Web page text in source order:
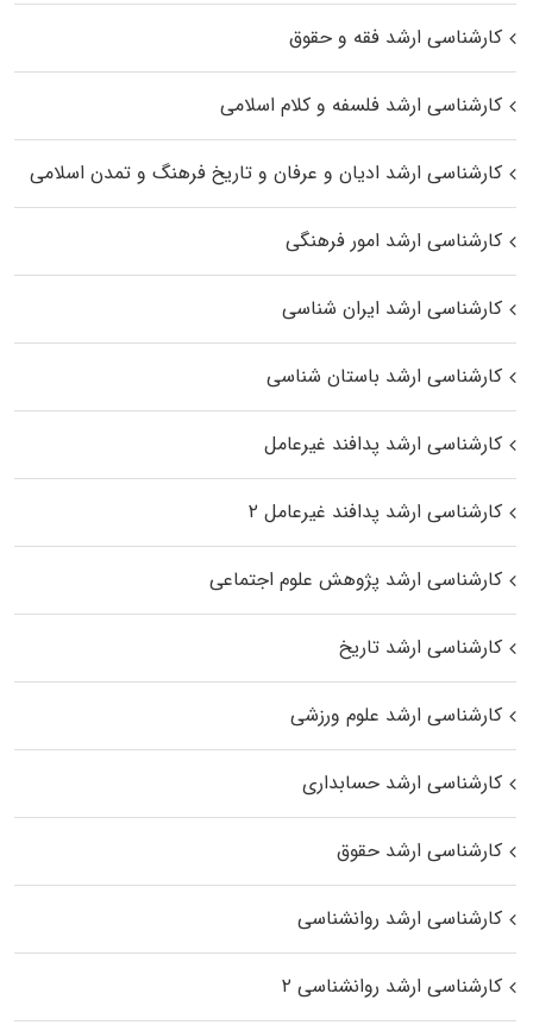
کارشناسی ارشد فقه و حقوق
کارشناسی ارشد فلسفه و کلام اسلامی
کارشناسی ارشد ادیان و عرفان و تاریخ فرهنگ و تمدن اسلامی
کارشناسی ارشد امور فرهنگی
کارشناسی ارشد ایران شناسی
کارشناسی ارشد باستان شناسی
کارشناسی ارشد پدافند غیرعامل
کارشناسی ارشد پدافند غیرعامل ۲
کارشناسی ارشد پژوهش علوم اجتماعی
کارشناسی ارشد تاریخ
کارشناسی ارشد علوم ورزشی
کارشناسی ارشد حسابداری
کارشناسی ارشد حقوق
کارشناسی ارشد روانشناسی
کارشناسی ارشد روانشناسی ۲